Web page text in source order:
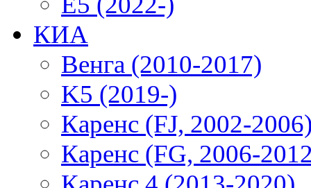
КИА
Венга (2010-2017)
K5 (2019-)
Каренс (FJ, 2002-
Каренс (FG, 2006-